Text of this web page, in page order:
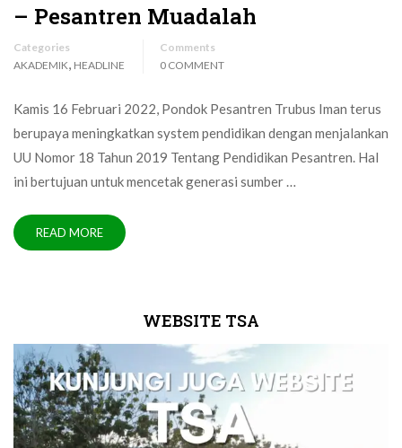
– Pesantren Muadalah
Categories
AKADEMIK, HEADLINE
Comments
0 COMMENT
Kamis 16 Februari 2022, Pondok Pesantren Trubus Iman terus
berupaya meningkatkan system pendidikan dengan menjalankan
UU Nomor 18 Tahun 2019 Tentang Pendidikan Pesantren. Hal
ini bertujuan untuk mencetak generasi sumber …
READ MORE
WEBSITE TSA